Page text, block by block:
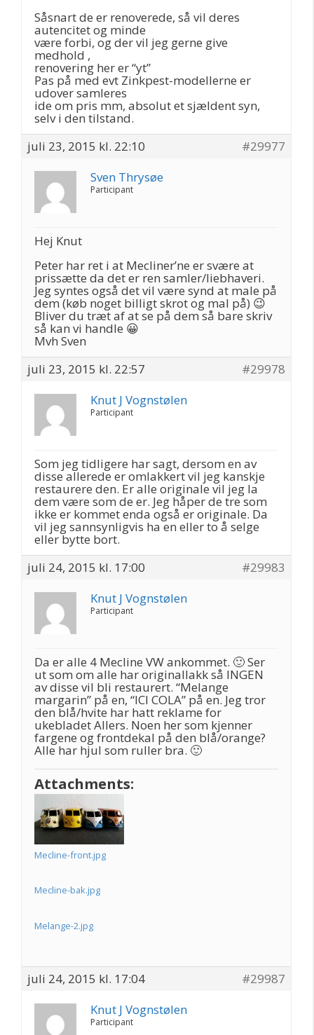
Såsnart de er renoverede, så vil deres
autencitet og minde
være forbi, og der vil jeg gerne give
medhold ,
renovering her er “yt”
Pas på med evt Zinkpest-modellerne er
udover samleres
ide om pris mm, absolut et sjældent syn,
selv i den tilstand.
juli 23, 2015 kl. 22:10
#29977
Sven Thrysøe
Participant
Hej Knut
Peter har ret i at Mecliner’ne er svære at
prissætte da det er ren samler/liebhaveri.
Jeg syntes også det vil være synd at male på
dem (køb noget billigt skrot og mal på) 😉
Bliver du træt af at se på dem så bare skriv
så kan vi handle 😀
Mvh Sven
juli 23, 2015 kl. 22:57
#29978
Knut J Vognstølen
Participant
Som jeg tidligere har sagt, dersom en av
disse allerede er omlakkert vil jeg kanskje
restaurere den. Er alle originale vil jeg la
dem være som de er. Jeg håper de tre som
ikke er kommet enda også er originale. Da
vil jeg sannsynligvis ha en eller to å selge
eller bytte bort.
juli 24, 2015 kl. 17:00
#29983
Knut J Vognstølen
Participant
Da er alle 4 Mecline VW ankommet. 🙂 Ser
ut som om alle har originallakk så INGEN
av disse vil bli restaurert. “Melange
margarin” på en, “ICI COLA” på en. Jeg tror
den blå/hvite har hatt reklame for
ukebladet Allers. Noen her som kjenner
fargene og frontdekal på den blå/orange?
Alle har hjul som ruller bra. 🙂
Attachments:
Mecline-front.jpg
Mecline-bak.jpg
Melange-2.jpg
juli 24, 2015 kl. 17:04
#29987
Knut J Vognstølen
Participant